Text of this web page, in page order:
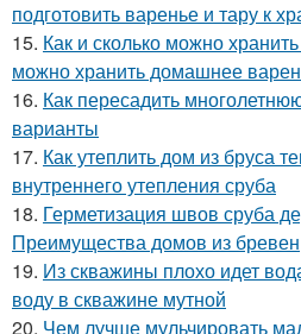
подготовить варенье и тару к
15. Как и сколько можно
можно хранить домашнее
16. Как пересадить
варианты
17. Как утеплить дом из бруса
внутреннего утепления сруба
18. Герметизация швов сруба
Преимущества домов из бревен
19. Из скважины плохо идет
воду в скважине мутной
20. Чем лучше мульчировать